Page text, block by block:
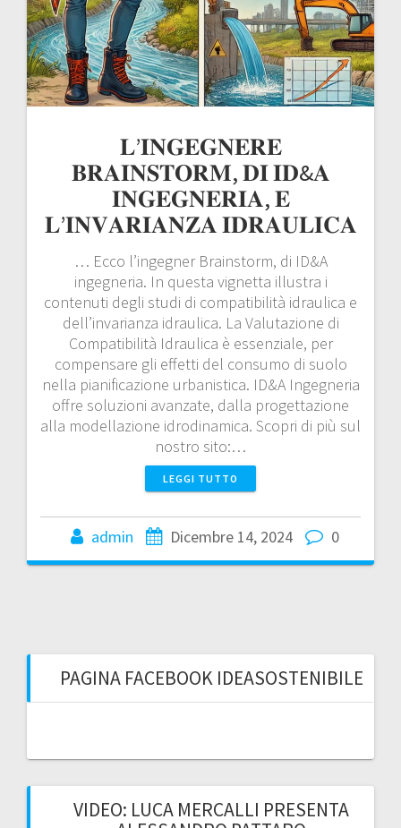
𝐋’𝐈𝐍𝐆𝐄𝐆𝐍𝐄𝐑𝐄
𝐁𝐑𝐀𝐈𝐍𝐒𝐓𝐎𝐑𝐌, 𝐃𝐈 𝐈𝐃&𝐀
𝐈𝐍𝐆𝐄𝐆𝐍𝐄𝐑𝐈𝐀, 𝐄
𝐋’𝐈𝐍𝐕𝐀𝐑𝐈𝐀𝐍𝐙𝐀 𝐈𝐃𝐑𝐀𝐔𝐋𝐈𝐂𝐀
… Ecco l’ingegner Brainstorm, di ID&A
ingegneria. In questa vignetta illustra i
contenuti degli studi di compatibilità idraulica e
dell’invarianza idraulica. La Valutazione di
Compatibilità Idraulica è essenziale, per
compensare gli effetti del consumo di suolo
nella pianificazione urbanistica. ID&A Ingegneria
offre soluzioni avanzate, dalla progettazione
alla modellazione idrodinamica. Scopri di più sul
nostro sito:…
LEGGI TUTTO
admin Dicembre 14, 2024 0
PAGINA FACEBOOK IDEASOSTENIBILE
VIDEO: LUCA MERCALLI PRESENTA